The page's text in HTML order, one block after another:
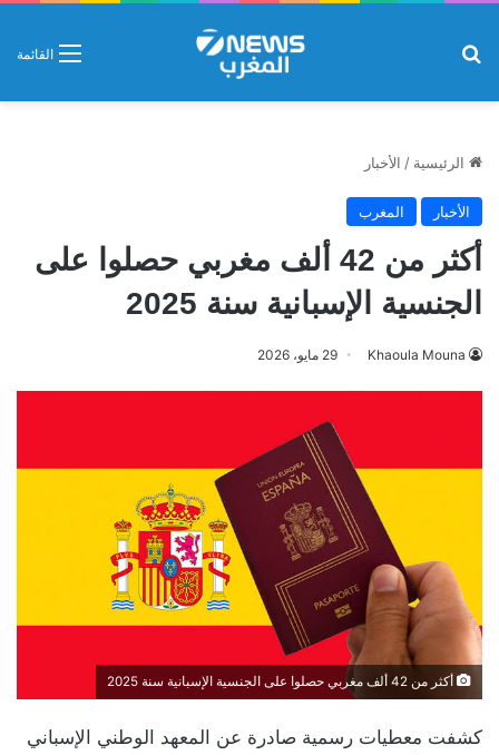
القائمة
الرئيسية / الأخبار
الأخبار المغرب
أكثر من 42 ألف مغربي حصلوا على
الجنسية الإسبانية سنة 2025
Khaoula Mouna 29 مايو، 2026
أكثر من 42 ألف مغربي حصلوا على الجنسية الإسبانية سنة 2025
كشفت معطيات رسمية صادرة عن المعهد الوطني الإسباني